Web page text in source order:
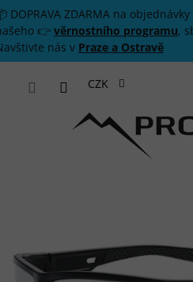
Přejít na obsah
DOPRAVA ZDARMA na
👉 věrnostního programu,
nás v Praze a Ostravě
CZK